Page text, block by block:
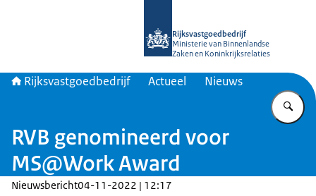
Rijksvastgoedbedrijf
Ministerie van Binnenlandse
Zaken en Koninkrijksrelaties
Rijksvastgoedbedrijf Actueel Nieuws
RVB genomineerd voor
MS@Work Award
Nieuwsbericht04-11-2022 | 12:17